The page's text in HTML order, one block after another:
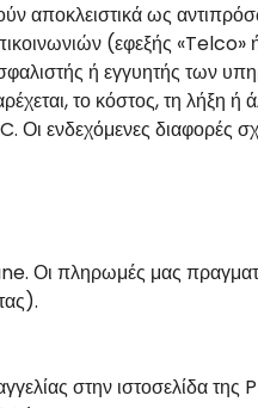
αποκλειστικά ως
(εφεξής
ή εγγυητής των
το κόστος, τη
ενδεχόμενες διαφορές
Οι πληρωμές μας
στην ιστοσελίδα